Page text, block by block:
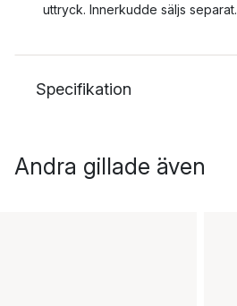
uttryck. Innerkudde säljs separat.
Specifikation
Andra gillade även